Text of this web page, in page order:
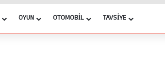
OYUN OTOMOBIL TAVSIYE